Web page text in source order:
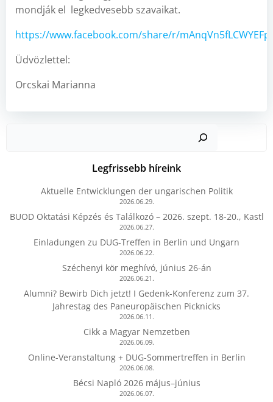
mondják el legkedvesebb szavaikat.
https://www.facebook.com/share/r/
Üdvözlettel:
Orcskai Marianna
Legfrissebb híreink
Aktuelle Entwicklungen der ungarischen Politik
2026.06.29.
BUOD Oktatási Képzés és Találkozó – 2026. szept. 18-20., Kastl
2026.06.27.
Einladungen zu DUG-Treffen in Berlin und Ungarn
2026.06.22.
Széchenyi kör meghívó, június 26-án
2026.06.21.
Alumni? Bewirb Dich jetzt! I Gedenk-Konferenz zum 37.
Jahrestag des Paneuropäischen Picknicks
2026.06.11.
Cikk a Magyar Nemzetben
2026.06.09.
Online-Veranstaltung + DUG-Sommertreffen in Berlin
2026.06.08.
Bécsi Napló 2026 május–június
2026.06.07.